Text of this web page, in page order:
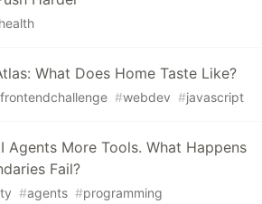
What Does Home Taste Like?
frontendchallenge #webdev #javascript
Agents More Tools. What Happens
Fail?
#agents #programming